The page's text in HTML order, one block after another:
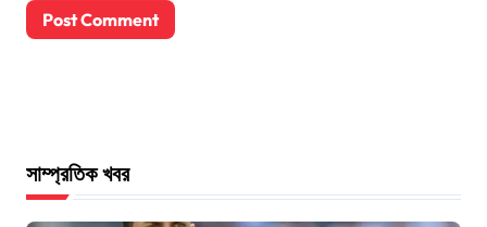
সাম্প্রতিক খবর